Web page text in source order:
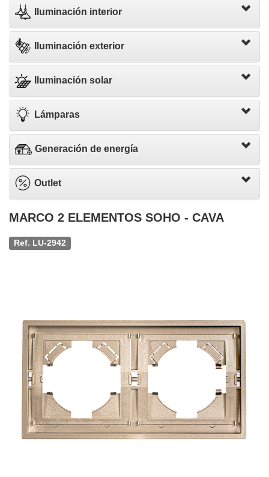
Iluminación interior
Iluminación exterior
Iluminación solar
Lámparas
Generación de energía
Outlet
MARCO 2 ELEMENTOS SOHO - CAVA
Ref. LU-2942